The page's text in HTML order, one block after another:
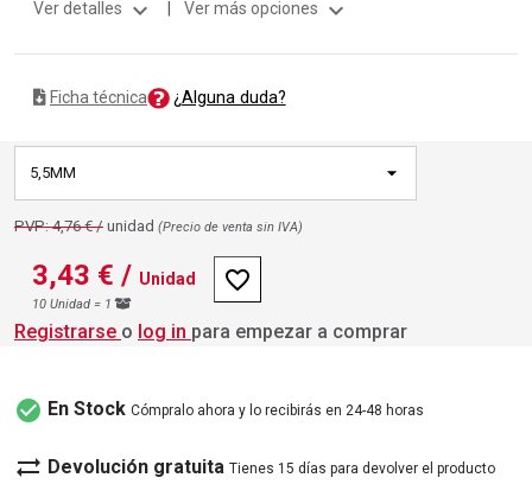
Ver detalles expand_more Ver más opciones expand_more
Ficha técnica ¿Alguna duda?
5,5MM
PVP: 4,76 € / unidad (Precio de venta sin IVA)
3,43 € / Unidad
10 Unidad = 1
favorite_border
Registrarse o log in para empezar a comprar
check_circle En Stock Cómpralo ahora y lo recibirás en 24-48 horas
sync_alt Devolución gratuita Tienes 15 días para devolver el producto